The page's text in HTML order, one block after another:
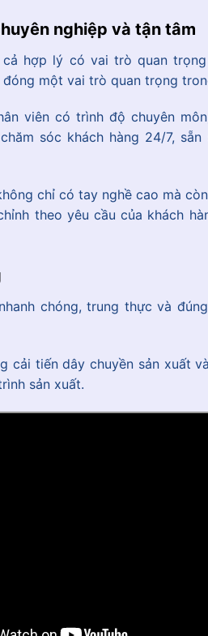
nghiệp và tận tâm
hợp lý có vai trò quan
đóng một vai trò quan trọng
viên có trình độ chuyên
sóc khách hàng 24/7,
chỉ có tay nghề cao mà
theo yêu cầu của khách
chóng, trung thực và
cải tiến dây chuyền sản xuất
sản xuất.